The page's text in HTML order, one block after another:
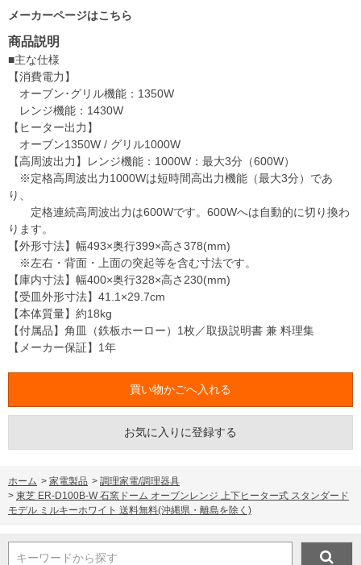
メーカーページはこちら
商品説明
■主な仕様
【消費電力】
オーブン･グリル機能：1350W
レンジ機能：1430W
【ヒーター出力】
オーブン1350W / グリル1000W
【高周波出力】レンジ機能：1000W：最大3分（600W）
※定格高周波出力1000Wは短時間高出力機能（最大3分）であ
り、
定格連続高周波出力は600Wです。600Wへは自動的に切り換わ
ります。
【外形寸法】幅493×奥行399×高さ378(mm)
※左右・背面・上面の突起等を含む寸法です。
【庫内寸法】幅400×奥行328×高さ230(mm)
【受皿外形寸法】41.1×29.7cm
【本体質量】約18kg
【付属品】角皿（鉄板ホーロー）1枚／取扱説明書 兼 料理集
【メーカー保証】1年
お気に入りに登録する
ホーム > 家電製品 > 調理家電/調理器具
> 東芝 ER-D100B-W 石窯ドーム オーブンレンジ 上下ヒーター式 スタンダード
モデル ミルキーホワイト 送料無料(沖縄県・離島を除く)
キーワードから探す